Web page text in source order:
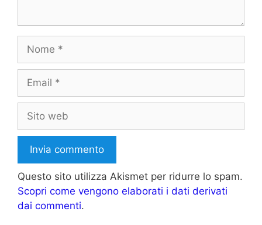
Nome
Email
Sito
web
Questo sito utilizza Akismet per ridurre lo spam.
Scopri come vengono elaborati i dati derivati
dai commenti.